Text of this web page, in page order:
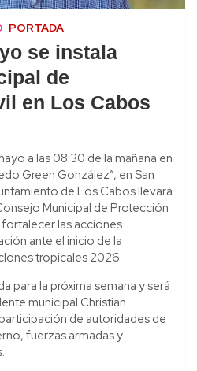
PORTADA
se instala
de
en Los Cabos
a las 08:30 de la mañana en
Green González”, en San
de Los Cabos llevará
Municipal de Protección
las acciones
ante el inicio de la
tropicales 2026.
para la próxima semana y será
municipal Christian
de autoridades de
fuerzas armadas y